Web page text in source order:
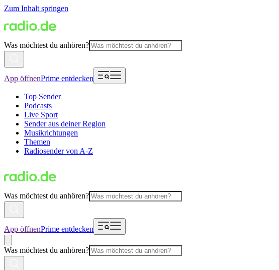
Zum Inhalt springen
Was möchtest du anhören?
App öffnenPrime entdecken
Top Sender
Podcasts
Live Sport
Sender aus deiner Region
Musikrichtungen
Themen
Radiosender von A-Z
Was möchtest du anhören?
App öffnenPrime entdecken
Was möchtest du anhören?